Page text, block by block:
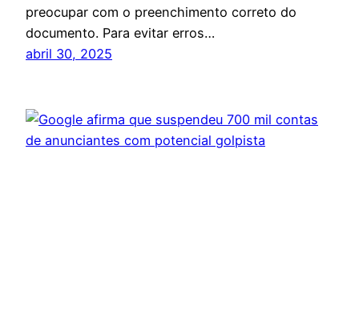
preocupar com o preenchimento correto do
documento. Para evitar erros…
abril 30, 2025